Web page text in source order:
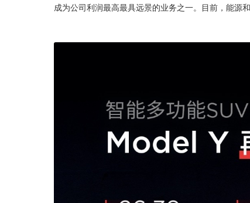
成为公司利润最高最具远景的业务之一。目前，能源